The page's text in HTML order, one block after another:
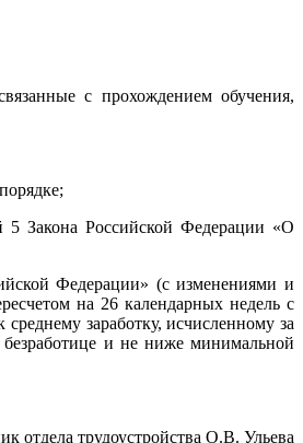
с прохождением обучения,
5 Закона Российской Федерации «О
Федерации» (с изменениями и
на 26 календарных недель с
заработку, исчисленному за
и не ниже минимальной
отдела трудоустройства О.В. Ульева